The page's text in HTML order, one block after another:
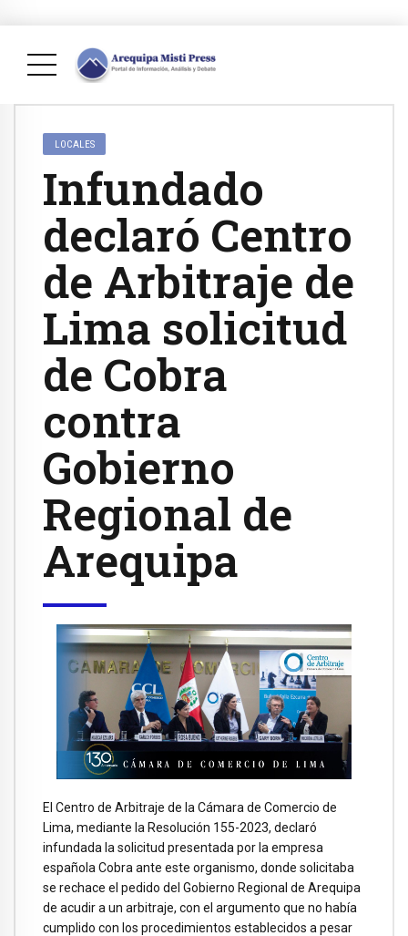
LOCALES
Infundado
declaró Centro
de Arbitraje de
Lima solicitud
de Cobra
contra
Gobierno
Regional de
Arequipa
El Centro de Arbitraje de la Cámara de Comercio de
Lima, mediante la Resolución 155-2023, declaró
infundada la solicitud presentada por la empresa
española Cobra ante este organismo, donde solicitaba
se rechace el pedido del Gobierno Regional de Arequipa
de acudir a un arbitraje, con el argumento que no había
cumplido con los procedimientos establecidos a pesar